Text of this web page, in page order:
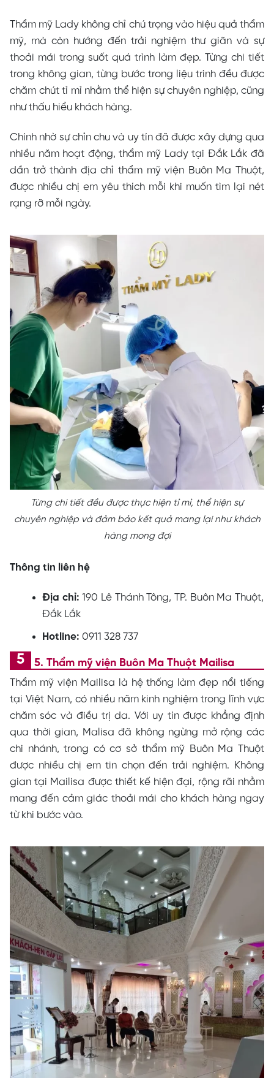
Thẩm mỹ Lady không chỉ chú trọng vào hiệu quả thẩm
mỹ, mà còn hướng đến trải nghiệm thư giãn và sự
thoải mái trong suốt quá trình làm đẹp. Từng chi tiết
trong không gian, từng bước trong liệu trình đều được
chăm chút tỉ mỉ nhằm thể hiện sự chuyên nghiệp, cũng
như thấu hiểu khách hàng.
Chính nhờ sự chỉn chu và uy tín đã được xây dựng qua
nhiều năm hoạt động, thẩm mỹ Lady tại Đắk Lắk đã
dần trở thành địa chỉ thẩm mỹ viện Buôn Ma Thuột,
được nhiều chị em yêu thích mỗi khi muốn tìm lại nét
rạng rỡ mỗi ngày.
Từng chi tiết đều được thực hiện tỉ mỉ, thể hiện sự
chuyên nghiệp và đảm bảo kết quả mang lại như khách
hàng mong đợi
Thông tin liên hệ
Địa chỉ:190 Lê Thánh Tông, TP. Buôn Ma Thuột,
Đắk Lắk
Hotline: 0911 328 737
5. Thẩm mỹ viện Buôn Ma Thuột Mailisa
Thẩm mỹ viện Mailisa là hệ thống làm đẹp nổi tiếng
tại Việt Nam, có nhiều năm kinh nghiệm trong lĩnh vực
chăm sóc và điều trị da. Với uy tín được khẳng định
qua thời gian, Malisa đã không ngừng mở rộng các
chi nhánh, trong có cơ sở thẩm mỹ Buôn Ma Thuột
được nhiều chị em tin chọn đến trải nghiệm. Không
gian tại Mailisa được thiết kế hiện đại, rộng rãi nhằm
mang đến cảm giác thoải mái cho khách hàng ngay
từ khi bước vào.